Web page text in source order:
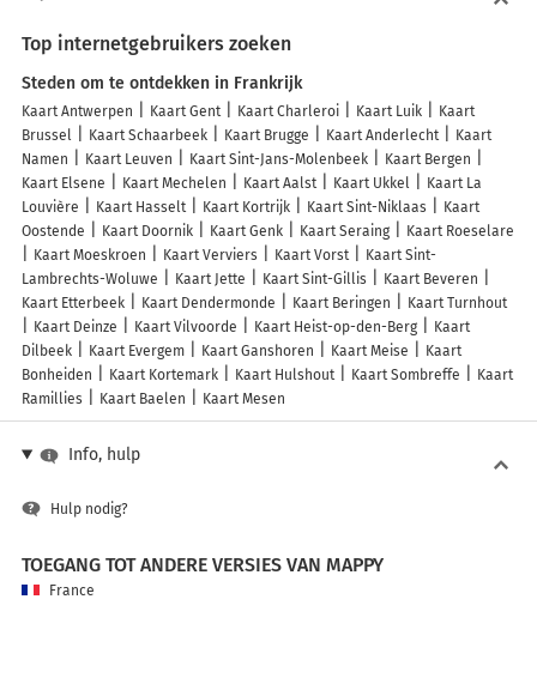
Top internetgebruikers zoeken
Steden om te ontdekken in Frankrijk
Kaart Antwerpen Kaart Gent Kaart Charleroi Kaart Luik
Kaart
Brussel
Kaart Schaarbeek Kaart Brugge Kaart Anderlecht
Kaart
Namen
Kaart Leuven Kaart Sint-Jans-Molenbeek
Kaart Bergen
Kaart Elsene
Kaart Mechelen Kaart Aalst Kaart Ukkel
Kaart La
Louvière
Kaart Hasselt Kaart Kortrijk Kaart Sint-Niklaas
Kaart
Oostende
Kaart Doornik Kaart Genk Kaart Seraing
Kaart Roeselare
Kaart Moeskroen
Kaart Verviers Kaart Vorst
Kaart Sint-
Lambrechts-Woluwe
Kaart Jette Kaart Sint-Gillis
Kaart Beveren
Kaart Etterbeek
Kaart Dendermonde Kaart Beringen
Kaart Turnhout
Kaart Deinze
Kaart Vilvoorde Kaart Heist-op-den-Berg
Kaart
Dilbeek
Kaart Evergem Kaart Ganshoren Kaart Meise
Kaart
Bonheiden
Kaart Kortemark Kaart Hulshout Kaart Sombreffe
Kaart
Ramillies
Kaart Baelen Kaart Mesen
Info, hulp
Hulp nodig?
TOEGANG TOT ANDERE VERSIES VAN MAPPY
France